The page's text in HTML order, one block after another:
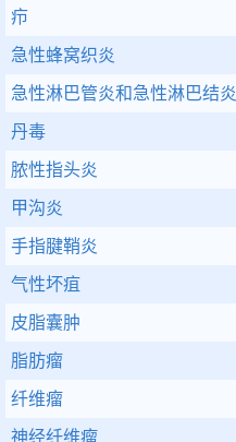
疖
急性蜂窝织炎
急性淋巴管炎和急性淋巴结炎
丹毒
脓性指头炎
甲沟炎
手指腱鞘炎
气性坏疽
皮脂囊肿
脂肪瘤
纤维瘤
神经纤维瘤